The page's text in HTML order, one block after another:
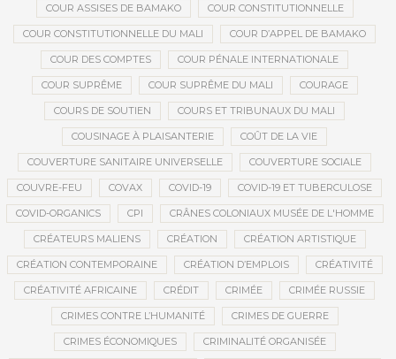
COUR ASSISES DE BAMAKO COUR CONSTITUTIONNELLE
COUR CONSTITUTIONNELLE DU MALI COUR D’APPEL DE BAMAKO
COUR DES COMPTES COUR PÉNALE INTERNATIONALE
COUR SUPRÊME COUR SUPRÊME DU MALI COURAGE
COURS DE SOUTIEN COURS ET TRIBUNAUX DU MALI
COUSINAGE À PLAISANTERIE COÛT DE LA VIE
COUVERTURE SANITAIRE UNIVERSELLE COUVERTURE SOCIALE
COUVRE-FEU COVAX COVID-19 COVID-19 ET TUBERCULOSE
COVID-ORGANICS CPI CRÂNES COLONIAUX MUSÉE DE L'HOMME
CRÉATEURS MALIENS CRÉATION CRÉATION ARTISTIQUE
CRÉATION CONTEMPORAINE CRÉATION D’EMPLOIS CRÉATIVITÉ
CRÉATIVITÉ AFRICAINE CRÉDIT CRIMÉE CRIMÉE RUSSIE
CRIMES CONTRE L’HUMANITÉ CRIMES DE GUERRE
CRIMES ÉCONOMIQUES CRIMINALITÉ ORGANISÉE